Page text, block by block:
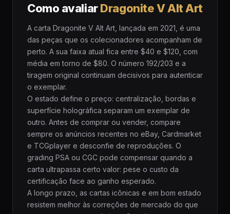
Como avaliarDragonite V Alt Art
A carta Dragonite V Alt Art, lançada em 2021, é uma
das peças que os colecionadores acompanham de
perto. A sua faixa atual fica entre $40 e $120, com
média em torno de $80. O número 192/203 e a
tiragem original continuam decisivos para autenticar
o exemplar.
O estado define o preço: centralização, bordas e
superfície holográfica separam um exemplar de
outro. Antes de comprar ou vender, compare
sempre os anúncios recentes no eBay, Cardmarket
e TCGplayer e desconfie de reproduções. O
grading PSA ou CGC pode compensar quando a
carta ultrapassa certo valor: pese o custo da
certificação face ao ganho esperado.
A longo prazo, as cartas icônicas e em bom estado
resistem melhor às correções de mercado do que